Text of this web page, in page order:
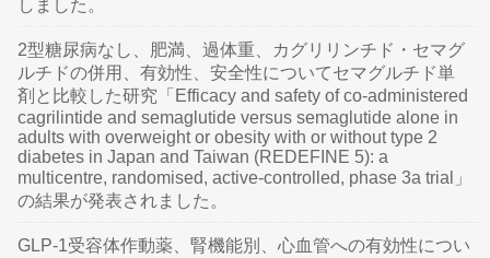
しました。
2型糖尿病なし、肥満、過体重、カグリリンチド・セマグ
ルチドの併用、有効性、安全性についてセマグルチド単
剤と比較した研究「Efficacy and safety of co-administered
cagrilintide and semaglutide versus semaglutide alone in
adults with overweight or obesity with or without type 2
diabetes in Japan and Taiwan (REDEFINE 5): a
multicentre, randomised, active-controlled, phase 3a trial」
の結果が発表されました。
GLP-1受容体作動薬、腎機能別、心血管への有効性につい